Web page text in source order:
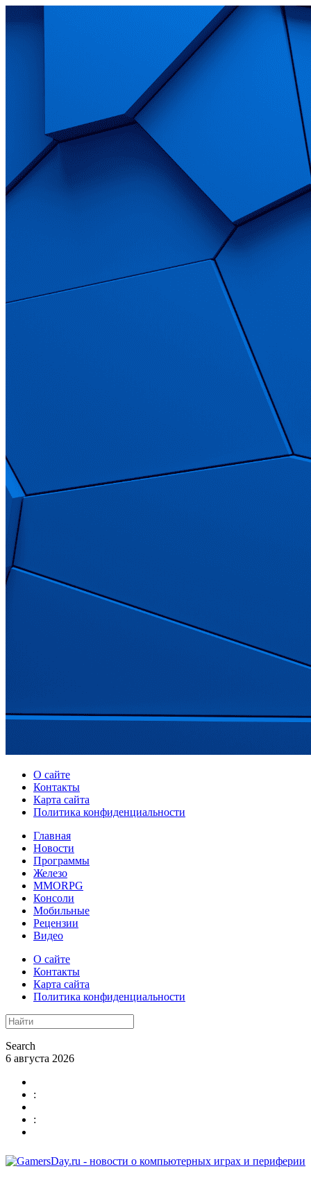
О сайте
Контакты
Карта сайта
Политика конфиденциальности
Главная
Новости
Программы
Железо
MMORPG
Консоли
Мобильные
Рецензии
Видео
О сайте
Контакты
Карта сайта
Политика конфиденциальности
Search
6 августа 2026
:
: